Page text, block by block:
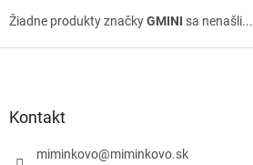
Žiadne produkty značkyGMINI sa nenašli...
Kontakt
miminkovo@miminkovo.sk